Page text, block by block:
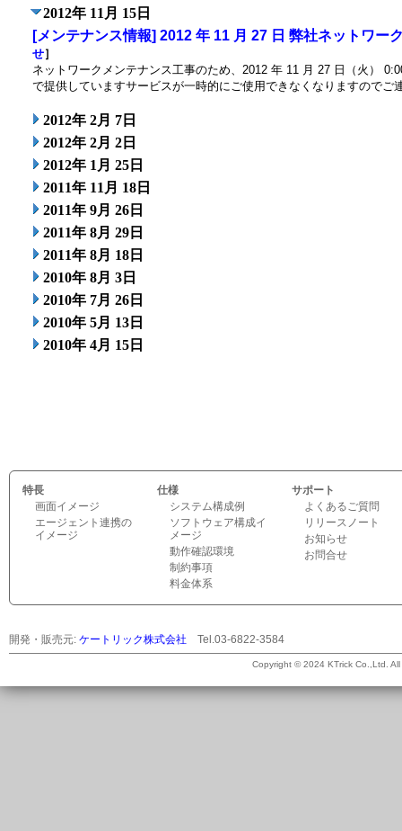
2012年 11月 15日
[メンテナンス情報] 2012 年 11 月 27 日 弊社ネットワー
せ］
ネットワークメンテナンス工事のため、2012 年 11 月 27 日（火）
で提供していますサービスが一時的にご使用できなくなりますので
2012年 2月 7日
2012年 2月 2日
2012年 1月 25日
2011年 11月 18日
2011年 9月 26日
2011年 8月 29日
2011年 8月 18日
2010年 8月 3日
2010年 7月 26日
2010年 5月 13日
2010年 4月 15日
ケ
ー
特長
画面イメージ
エージェント連携の
イメージ
仕様
システム構成例
ソフトウェア構成イ
メージ
動作確認環境
制約事項
料金体系
サポート
よくあるご質問
リリースノート
お知らせ
お問合せ
開発・販売元: ケートリック株式会社 Tel.03-6822-3584
Copyright © 2024 KTrick Co.,Ltd.